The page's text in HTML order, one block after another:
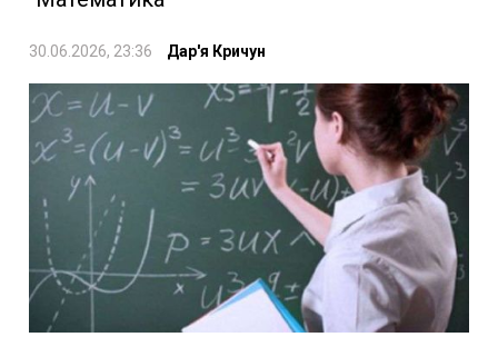
30.06.2026, 23:36 Дар'я Кричун